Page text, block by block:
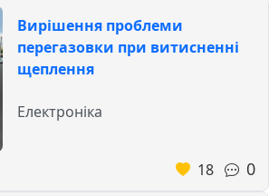
Вирішення проблеми
перегазовки при витисненні
щеплення
Електроніка
18 0